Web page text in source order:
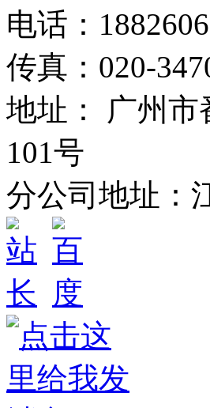
电话：
传真：020-
地址： 广州市
101号
分公司地址：